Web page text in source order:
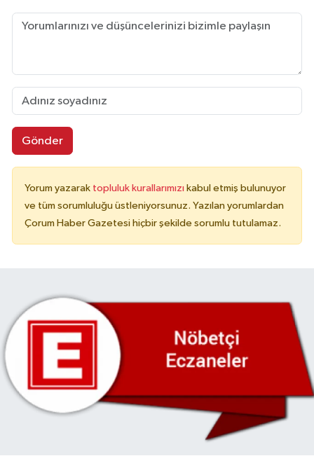
Gönder
Yorum yazarak topluluk kurallarımızı kabul etmiş bulunuyor
ve tüm sorumluluğu üstleniyorsunuz. Yazılan yorumlardan
Çorum Haber Gazetesi hiçbir şekilde sorumlu tutulamaz.